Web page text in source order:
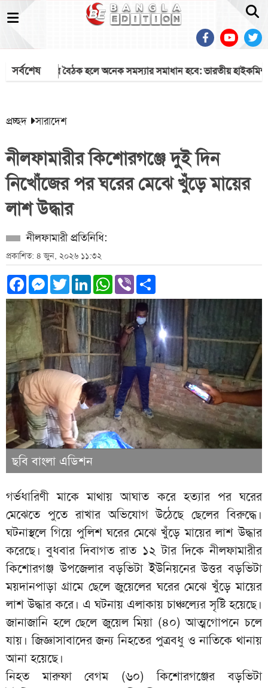
সর্বশেষ
দুই দেশের বৈঠক হলে অনেক সমস্যার সমাধান হবে: ভারতীয় হাইকমিশনার
প্রচ্ছদ সারাদেশ
নীলফামারীর কিশোরগঞ্জে দুই দিন
নিখোঁজের পর ঘরের মেঝে খুঁড়ে মায়ের
লাশ উদ্ধার
নীলফামারী প্রতিনিধি:
প্রকাশিত: ৪ জুন, ২০২৬ ১১:৩২
Facebook
Messenger
TwitterLinkedInWhatsApp
Viber
ছবি বাংলা এডিশন
গর্ভধারিণী মাকে মাথায় আঘাত করে হত্যার পর ঘরের
মেঝেতে পুতে রাখার অভিযোগ উঠেছে ছেলের বিরুদ্ধে।
ঘটনাস্থলে গিয়ে পুলিশ ঘরের মেঝে খুঁড়ে মায়ের লাশ উদ্ধার
করেছে। বুধবার দিবাগত রাত ১২ টার দিকে নীলফামারীর
কিশোরগঞ্জ উপজেলার বড়ভিটা ইউনিয়নের উত্তর বড়ভিটা
ময়দানপাড়া গ্রামে ছেলে জুয়েলের ঘরের মেঝে খুঁড়ে মায়ের
লাশ উদ্ধার করে। এ ঘটনায় এলাকায় চাঞ্চল্যের সৃষ্টি হয়েছে।
জানাজানি হলে ছেলে জুয়েল মিয়া (৪০) আত্মগোপনে চলে
যায়। জিজ্ঞাসাবাদের জন্য নিহতের পুত্রবধু ও নাতিকে থানায়
আনা হয়েছে।
নিহত মারুফা বেগম (৬০) কিশোরগঞ্জের বড়ভিটা